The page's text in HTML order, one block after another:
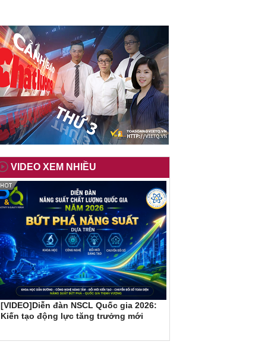
VIDEO XEM NHIỀU
[VIDEO]Diễn đàn NSCL Quốc gia 2026:
Kiến tạo động lực tăng trưởng mới